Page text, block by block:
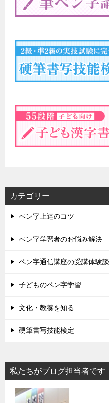
カテゴリー
ペン字上達のコツ
ペン字学習者のお悩み解決
ペン字通信講座の受講体験談
子どものペン字学習
文化・教養を知る
硬筆書写技能検定
私たちがブログ担当者です